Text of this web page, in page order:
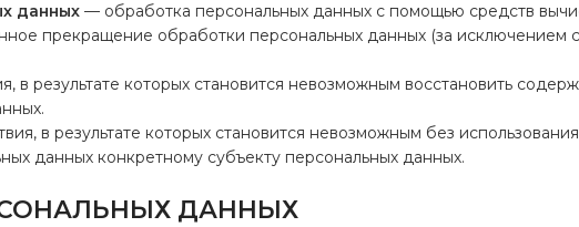
данных — обработка персональных данных с помощью средств
прекращение обработки персональных данных (за исключением
в результате которых становится невозможным восстановить
в результате которых становится невозможным без
данных конкретному субъекту персональных данных.
ДАННЫХ